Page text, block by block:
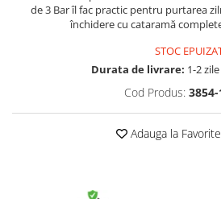
de 3 Bar îl fac practic pentru purtarea
închidere cu cataramă
STOC
Durata de livrare: 1-2
Cod Produs: 3854-
Adauga la Favorite